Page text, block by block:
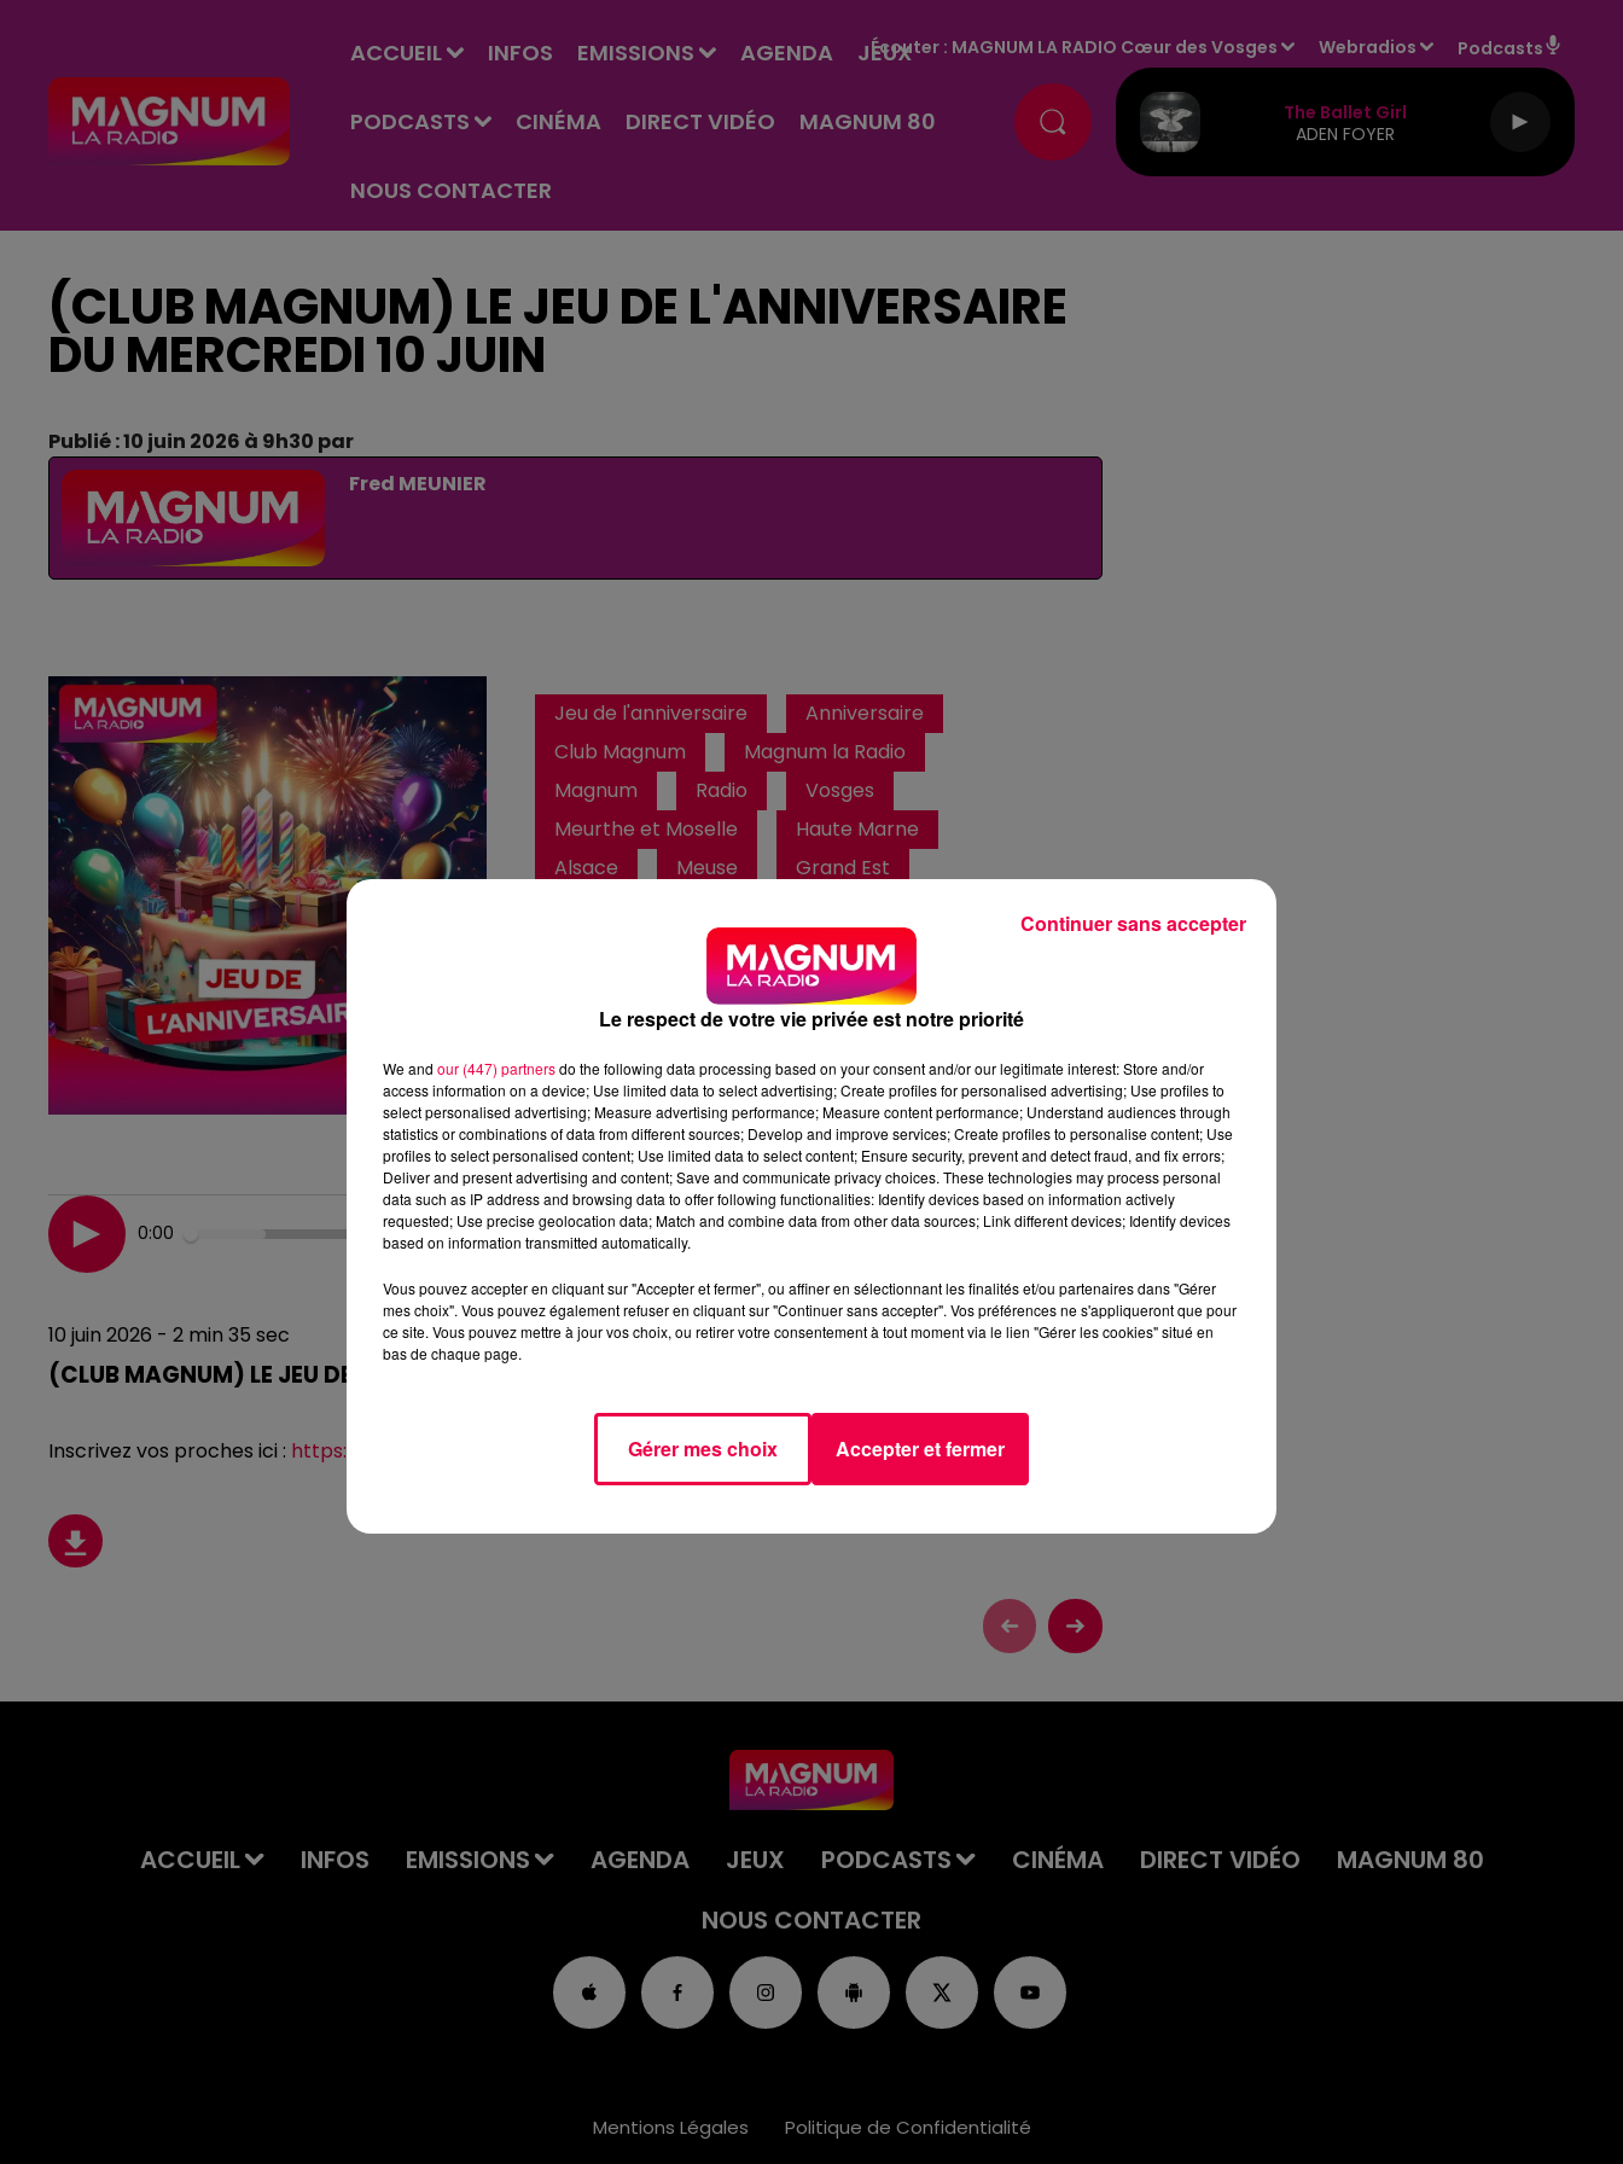
ACCUEIL INFOS EMISSIONS AGENDA JEUX
PODCASTS CINÉMA DIRECT VIDÉO MAGNUM 80
NOUS CONTACTER
Écouter : MAGNUM LA RADIO Cœur des Vosges Webradios Podcasts
The Ballet Girl
ADEN FOYER
(CLUB MAGNUM) LE JEU DE L'ANNIVERSAIRE
DU MERCREDI 10 JUIN
Publié : 10 juin 2026 à 9h30 par
Fred MEUNIER
Jeu de l'anniversaire
Anniversaire
Club Magnum
Magnum la Radio
Magnum
Radio
Vosges
Meurthe et Moselle
Haute Marne
Alsace
Meuse Grand Est
Retrouvez le Jeu de l'Anniversaire chaque matin à 09h35
dans Club Magnum
0:00 2 min 35 sec
10 juin 2026 - 2 min 35 sec
(CLUB MAGNUM) LE JEU DE L'ANNIVERSAIRE DU MERCREDI 10 JUIN
Inscrivez vos proches ici : https://www.magnumlaradio.com/jeu-de-lanniversaire-2
ACCUEIL INFOS EMISSIONS AGENDA JEUX PODCASTS CINÉMA DIRECT VIDÉO
MAGNUM 80
NOUS CONTACTER
Mentions Légales Politique de Confidentialité
Le respect de votre vie privée est notre priorité
We and our (447) partnersdo the following data processing based on your consent and/or our legitimate interest: Store and/or
access information on a device; Use limited data to select advertising; Create profiles for personalised advertising; Use profiles to
select personalised advertising; Measure advertising performance; Measure content performance; Understand audiences through
statistics or combinations of data from different sources; Develop and improve services; Create profiles to personalise content; Use
profiles to select personalised content; Use limited data to select content; Ensure security, prevent and detect fraud, and fix errors;
Deliver and present advertising and content; Save and communicate privacy choices. These technologies may process personal
data such as IP address and browsing data to offer following functionalities: Identify devices based on information actively
requested; Use precise geolocation data; Match and combine data from other data sources; Link different devices; Identify devices
based on information transmitted automatically.
Vous pouvez accepter en cliquant sur "Accepter et fermer", ou affiner en sélectionnant les finalités et/ou partenaires dans "Gérer
mes choix". Vous pouvez également refuser en cliquant sur "Continuer sans accepter". Vos préférences ne s'appliqueront que pour
ce site. Vous pouvez mettre à jour vos choix, ou retirer votre consentement à tout moment via le lien "Gérer les cookies" situé en
bas de chaque page.
Gérer mes choix Accepter et fermer
Continuer sans accepter